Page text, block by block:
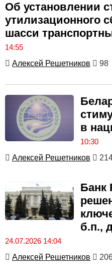
Об установлении
утилизационного
шасси
14:55
Алексей Решетников
98
в
10:30
Алексей Решетников
Банк
б.п.,
24.07.2026 14:04
Алексей Решетников